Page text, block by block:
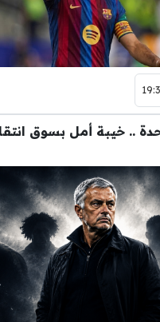
.. خيبة أمل بسوق